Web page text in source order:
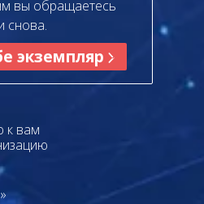
вы обращаетесь
снова.
экземпляр
к вам